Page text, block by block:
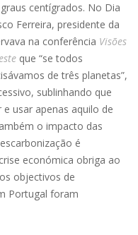
centígrados. No Dia
Ferreira, presidente da
na conferência Visões
que “se todos
de três planetas”,
sublinhando que
usar apenas aquilo de
o impacto das
é
económica obriga ao
objectivos de
Portugal foram